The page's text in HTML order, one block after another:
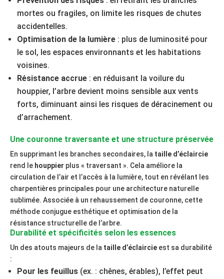
mortes ou fragiles, on limite les risques de chutes
accidentelles.
Optimisation de la lumière : plus de luminosité pour
le sol, les espaces environnants et les habitations
voisines.
Résistance accrue : en réduisant la voilure du
houppier, l’arbre devient moins sensible aux vents
forts, diminuant ainsi les risques de déracinement ou
d’arrachement.
Une couronne traversante et une structure préservée
En supprimant les branches secondaires, la taille d’éclaircie
rend le houppier plus « traversant ». Cela améliore la
circulation de l’air et l’accès à la lumière, tout en révélant les
charpentières principales pour une architecture naturelle
sublimée. Associée à un rehaussement de couronne, cette
méthode conjugue esthétique et optimisation de la
résistance structurelle de l’arbre.
Durabilité et spécificités selon les essences
Un des atouts majeurs de la taille d’éclaircie est sa durabilité
:
Pour les feuillus (ex. : chênes, érables), l’effet peut